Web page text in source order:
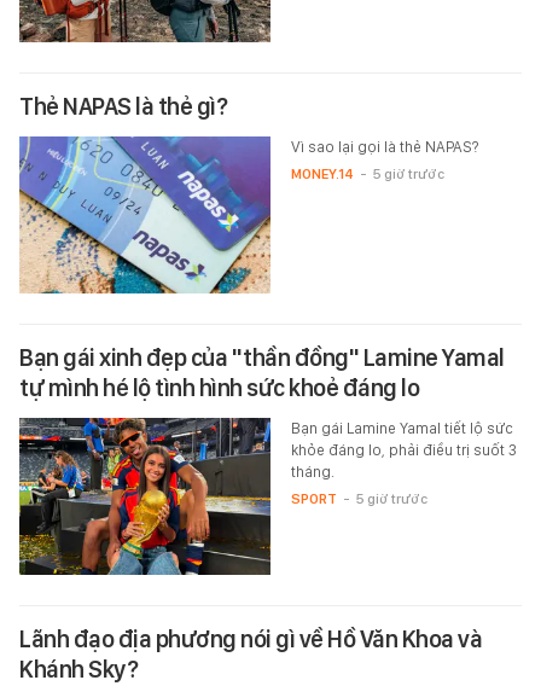
Thẻ NAPAS là thẻ gì?
Vì sao lại gọi là thẻ NAPAS?
MONEY.14 - 5 giờ trước
Bạn gái xinh đẹp của "thần đồng" Lamine Yamal
tự mình hé lộ tình hình sức khoẻ đáng lo
Bạn gái Lamine Yamal tiết lộ sức
khỏe đáng lo, phải điều trị suốt 3
tháng.
SPORT - 5 giờ trước
Lãnh đạo địa phương nói gì về Hồ Văn Khoa và
Khánh Sky?